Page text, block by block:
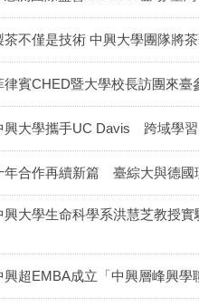
茶不僅是技術 中興大學團隊將
律賓CHED暨大學校長訪團來
興大學攜手UC Davis 跨域學
年合作再續新篇 臺綜大與德
興大學生命科學系洪慧芝教授
興超EMBA成立「中興層峰興